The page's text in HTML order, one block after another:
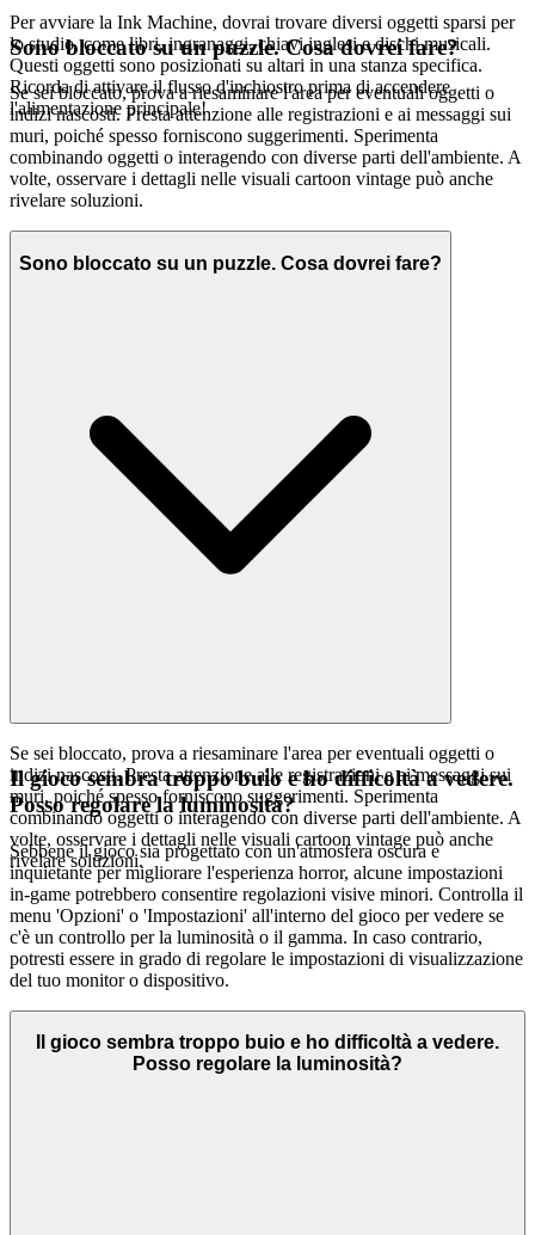
Per avviare la Ink Machine, dovrai trovare diversi oggetti sparsi per
lo studio, come libri, ingranaggi, chiavi inglesi e dischi musicali.
Questi oggetti sono posizionati su altari in una stanza specifica.
Ricorda di attivare il flusso d'inchiostro prima di accendere
l'alimentazione principale!
Sono bloccato su un puzzle. Cosa dovrei fare?
Se sei bloccato, prova a riesaminare l'area per eventuali oggetti o
indizi nascosti. Presta attenzione alle registrazioni e ai messaggi sui
muri, poiché spesso forniscono suggerimenti. Sperimenta
combinando oggetti o interagendo con diverse parti dell'ambiente. A
volte, osservare i dettagli nelle visuali cartoon vintage può anche
rivelare soluzioni.
Sono bloccato su un puzzle. Cosa dovrei fare?
Se sei bloccato, prova a riesaminare l'area per eventuali oggetti o
indizi nascosti. Presta attenzione alle registrazioni e ai messaggi sui
muri, poiché spesso forniscono suggerimenti. Sperimenta
combinando oggetti o interagendo con diverse parti dell'ambiente. A
volte, osservare i dettagli nelle visuali cartoon vintage può anche
rivelare soluzioni.
Il gioco sembra troppo buio e ho difficoltà a vedere.
Posso regolare la luminosità?
Sebbene il gioco sia progettato con un'atmosfera oscura e
inquietante per migliorare l'esperienza horror, alcune impostazioni
in-game potrebbero consentire regolazioni visive minori. Controlla il
menu 'Opzioni' o 'Impostazioni' all'interno del gioco per vedere se
c'è un controllo per la luminosità o il gamma. In caso contrario,
potresti essere in grado di regolare le impostazioni di visualizzazione
del tuo monitor o dispositivo.
Il gioco sembra troppo buio e ho difficoltà a vedere.
Posso regolare la luminosità?